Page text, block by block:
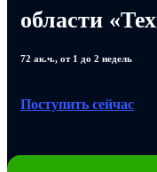
области
72 ак.ч., от 1 до 2 недель
Поступить сейчас